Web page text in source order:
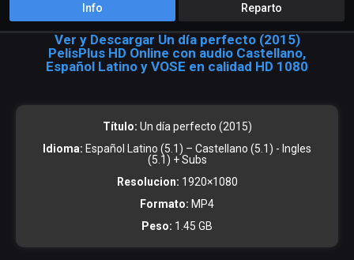
Info Reparto
Ver y Descargar Un día perfecto (2015)
PelisPlus HD Online con audio Castellano,
Español Latino y VOSE en calidad HD 1080
Título: Un día perfecto (2015)
Idioma: Español Latino (5.1) – Castellano (5.1) - Ingles
(5.1) + Subs
Resolucion: 1920×1080
Formato: MP4
Peso: 1.45 GB